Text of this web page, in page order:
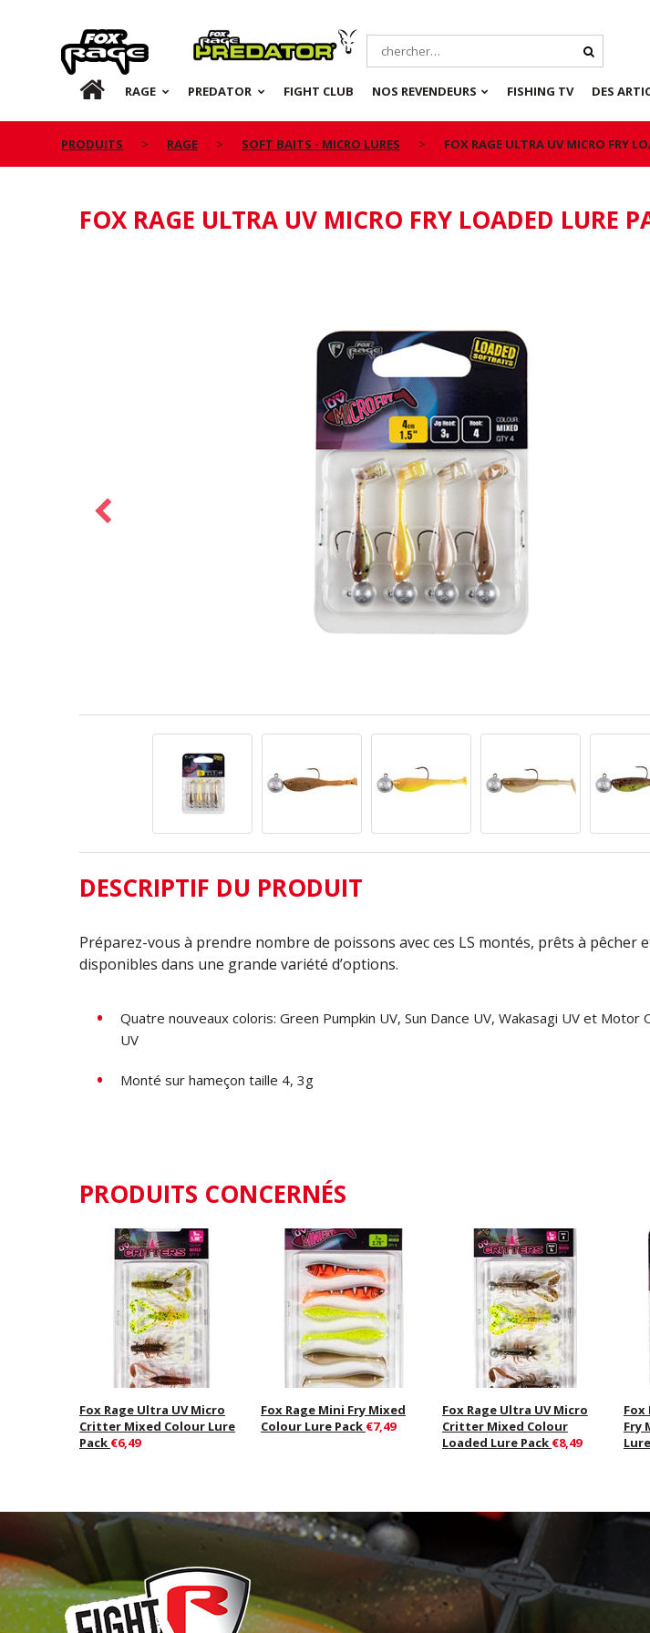
Rage Predator
FR RAGE PREDATOR FIGHT CLUB NOS REVENDEURS FISHING TV DES
PRODUITS RAGE SOFT BAITS - MICRO LURES FOX RAGE ULTRA UV MICRO FRY
FOX RAGE ULTRA UV MICRO FRY LOADED LURE
DESCRIPTIF DU PRODUIT
Préparez-vous à prendre nombre de poissons avec ces LS montés, prêts à pêcher
disponibles dans une grande variété d’options.
Quatre nouveaux coloris: Green Pumpkin UV, Sun Dance UV, Wakasagi UV et Motor
UV
Monté sur hameçon taille 4, 3g
PRODUITS CONCERNÉS
Fox Rage Ultra UV Micro
Critter Mixed Colour Lure
Pack €6,49
Fox Rage Mini Fry Mixed
Colour Lure Pack €7,49
Fox Rage Ultra UV Micro
Critter Mixed Colour
Loaded Lure Pack €8,49
Fox
Fry